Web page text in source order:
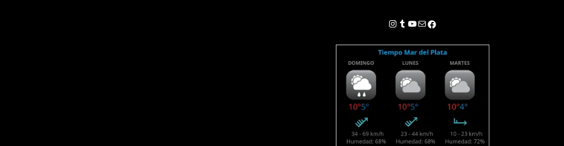
Instagram
Tumblr
YouTube
Correo electrónico
Facebook